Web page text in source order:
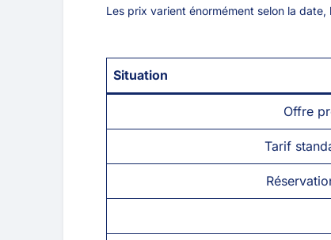
Les prix varient énormément selon la
Situation
Offre
Tarif